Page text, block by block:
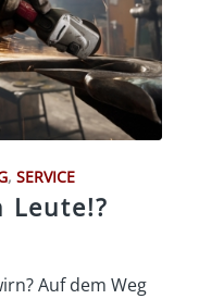
,SERVICE
Leute!?
Auf dem Weg